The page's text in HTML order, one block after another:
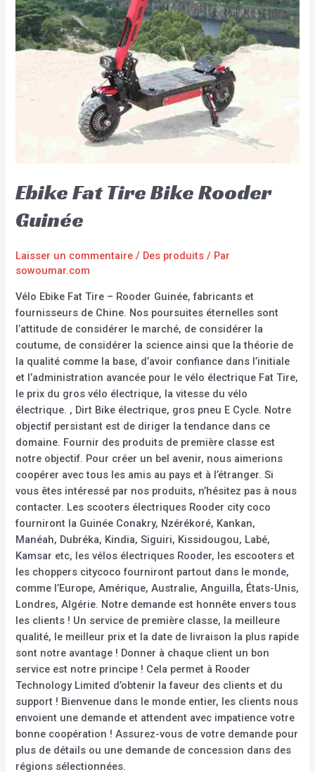
Ebike Fat Tire Bike Rooder
Guinée
Laisser un commentaire / Des produits / Par
sowoumar.com
Vélo Ebike Fat Tire – Rooder Guinée, fabricants et
fournisseurs de Chine. Nos poursuites éternelles sont
l’attitude de considérer le marché, de considérer la
coutume, de considérer la science ainsi que la théorie de
la qualité comme la base, d’avoir confiance dans l’initiale
et l’administration avancée pour le vélo électrique Fat Tire,
le prix du gros vélo électrique, la vitesse du vélo
électrique. , Dirt Bike électrique, gros pneu E Cycle. Notre
objectif persistant est de diriger la tendance dans ce
domaine. Fournir des produits de première classe est
notre objectif. Pour créer un bel avenir, nous aimerions
coopérer avec tous les amis au pays et à l’étranger. Si
vous êtes intéressé par nos produits, n’hésitez pas à nous
contacter. Les scooters électriques Rooder city coco
fourniront la Guinée Conakry, Nzérékoré, Kankan,
Manéah, Dubréka, Kindia, Siguiri, Kissidougou, Labé,
Kamsar etc, les vélos électriques Rooder, les escooters et
les choppers citycoco fourniront partout dans le monde,
comme l’Europe, Amérique, Australie, Anguilla, États-Unis,
Londres, Algérie. Notre demande est honnête envers tous
les clients ! Un service de première classe, la meilleure
qualité, le meilleur prix et la date de livraison la plus rapide
sont notre avantage ! Donner à chaque client un bon
service est notre principe ! Cela permet à Rooder
Technology Limited d’obtenir la faveur des clients et du
support ! Bienvenue dans le monde entier, les clients nous
envoient une demande et attendent avec impatience votre
bonne coopération ! Assurez-vous de votre demande pour
plus de détails ou une demande de concession dans des
régions sélectionnées.